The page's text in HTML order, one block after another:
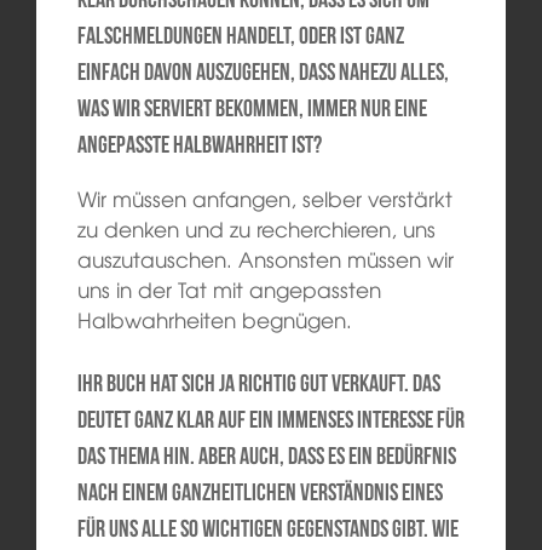
Falschmeldungen handelt, oder ist ganz
einfach davon auszugehen, dass nahezu alles,
was wir serviert bekommen, immer nur eine
angepasste Halbwahrheit ist?
Wir müssen anfangen, selber verstärkt
zu denken und zu recherchieren, uns
auszutauschen. Ansonsten müssen wir
uns in der Tat mit angepassten
Halbwahrheiten begnügen.
Ihr Buch hat sich ja richtig gut verkauft. Das
deutet ganz klar auf ein immenses Interesse für
das Thema hin. Aber auch, dass es ein Bedürfnis
nach einem ganzheitlichen Verständnis eines
für uns alle so wichtigen Gegenstands gibt. Wie